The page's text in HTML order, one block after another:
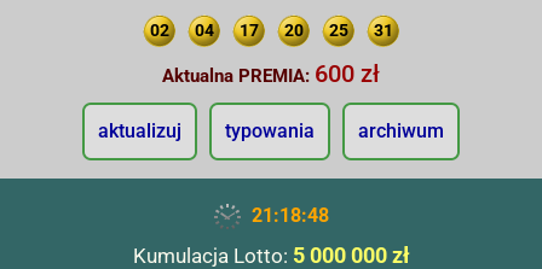
02 04 17 20 25 31
Aktualna PREMIA: 600 zł
aktualizuj typowania archiwum
21:18:49
Kumulacja Lotto: 5 000 000 zł